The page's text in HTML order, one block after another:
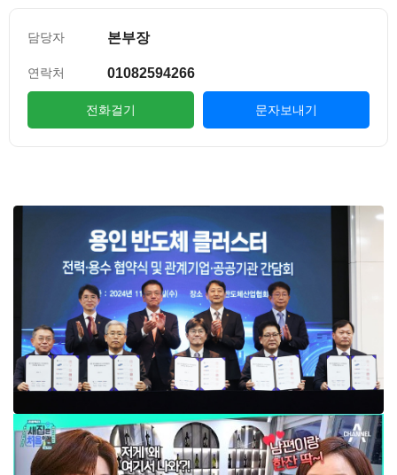
담당자 본부장
연락처 01082594266
전화걸기 문자보내기
본문